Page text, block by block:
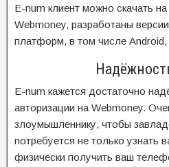
E-num клиент можно скачать
Webmoney, разработаны
платформ, в том числе
E-num кажется достаточно
авторизации на Webmoney.
злоумышленнику, чтобы
потребуется не только узнать
физически получить ваш